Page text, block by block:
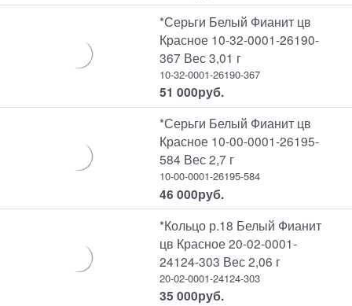
*Серьги Белый Фианит цв
Красное 10-32-0001-26190-
367 Вес 3,01 г
10-32-0001-26190-367
51 000руб.
*Серьги Белый Фианит цв
Красное 10-00-0001-26195-
584 Вес 2,7 г
10-00-0001-26195-584
46 000руб.
*Кольцо р.18 Белый Фианит
цв Красное 20-02-0001-
24124-303 Вес 2,06 г
20-02-0001-24124-303
35 000руб.